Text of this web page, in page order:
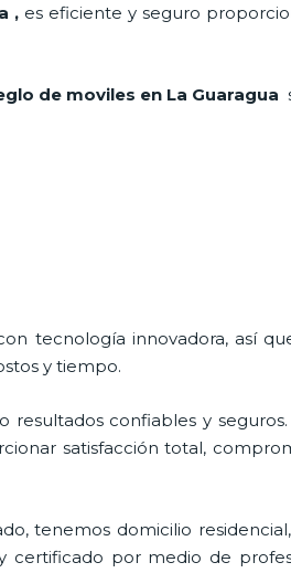
, es eficiente y seguro
de moviles en La Guaragua
tecnología innovadora, así
y tiempo.
resultados confiables y
satisfacción total,
tenemos domicilio
certificado por medio de